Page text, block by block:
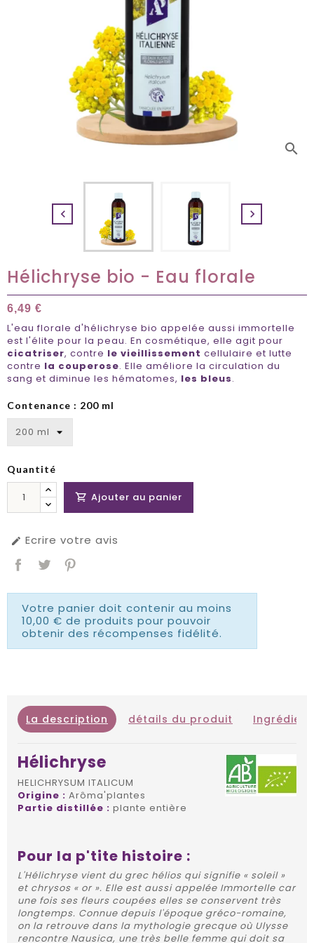
search
 
Hélichryse bio - Eau florale
6,49 €
L'eau florale d'hélichryse bio appelée aussi immortelle
est l'élite pour la peau. En cosmétique, elle agit pour
cicatriser, contre le vieillissement cellulaire et lutte
contre la couperose. Elle améliore la circulation du
sang et diminue les hématomes, les bleus.
Contenance : 200 ml
Quantité
 Ajouter au panier
 Ecrire votre avis
Votre panier doit contenir au moins
10,00 € de produits pour pouvoir
obtenir des récompenses fidélité.
La description détails du produit
Hélichryse
HELICHRYSUM ITALICUM
Origine : Arôma'plantes
Partie distillée : plante entière
Pour la p'tite histoire :
L'Hélichryse vient du grec hélios qui signifie « soleil »
et chrysos « or ». Elle est aussi appelée Immortelle car
une fois ses fleurs coupées elles se conservent très
longtemps. Connue depuis l'époque gréco-romaine,
on la retrouve dans la mythologie grecque où Ulysse
rencontre Nausica, une très belle femme qui doit sa